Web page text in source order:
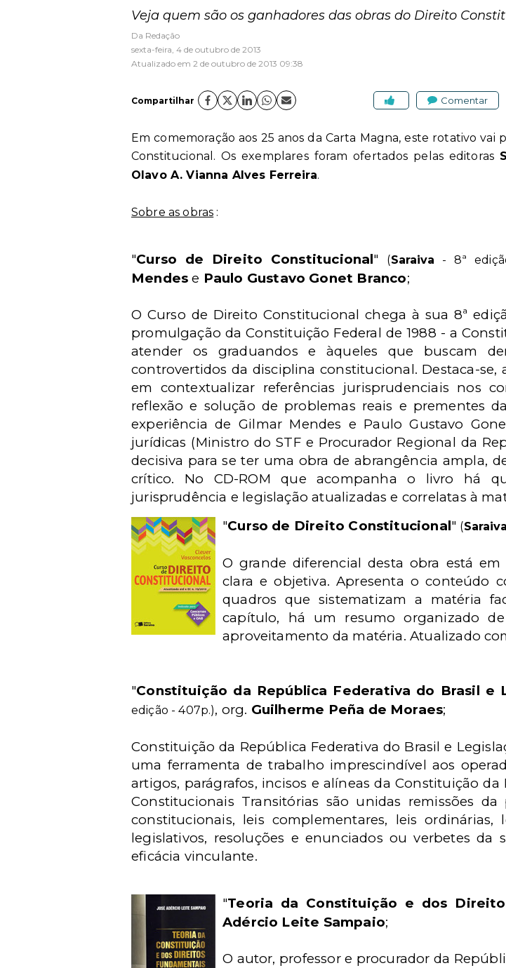
Veja quem são os ganhadores das obras do Direito
Da Redação
sexta-feira, 4 de outubro de 2013
Atualizado em 2 de outubro de 2013 09:38
Compartilhar Comentar
Em comemoração aos 25 anos da Carta Magna, este rotativo
Constitucional. Os exemplares foram ofertados pelas editoras
Olavo A. Vianna Alves Ferreira.
Sobre as obras :
"Curso de Direito Constitucional" (Saraiva - 8ª
Mendes e Paulo Gustavo Gonet Branco;
O Curso de Direito Constitucional chega à sua 8ª
promulgação da Constituição Federal de 1988 - a
atender os graduandos e àqueles que buscam
controvertidos da disciplina constitucional. Destaca-se,
em contextualizar referências jurisprudenciais nos
reflexão e solução de problemas reais e prementes
experiência de Gilmar Mendes e Paulo Gustavo
jurídicas (Ministro do STF e Procurador Regional da
decisiva para se ter uma obra de abrangência ampla,
crítico. No CD-ROM que acompanha o livro há
jurisprudência e legislação atualizadas e correlatas à
"Curso de Direito Constitucional" (Saraiva
O grande diferencial desta obra está
clara e objetiva. Apresenta o conteúdo
quadros que sistematizam a matéria
capítulo, há um resumo organizado
aproveitamento da matéria. Atualizado
"Constituição da República Federativa do Brasil e
edição - 407p.), org. Guilherme Peña de Moraes;
Constituição da República Federativa do Brasil e
uma ferramenta de trabalho imprescindível aos
artigos, parágrafos, incisos e alíneas da Constituição
Constitucionais Transitórias são unidas remissões
constitucionais, leis complementares, leis ordinárias,
legislativos, resoluções e enunciados ou verbetes
eficácia vinculante.
"Teoria da Constituição e dos
Adércio Leite Sampaio;
O autor, professor e procurador da